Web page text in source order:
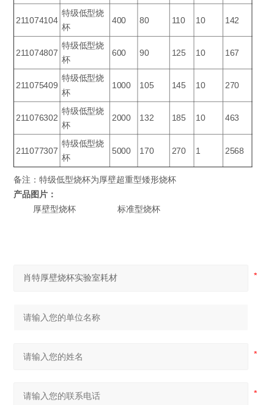
211074104
特级低型烧
杯
400 80 110 10 142
211074807
特级低型烧
杯
600 90 125 10 167
211075409
特级低型烧
杯
1000 105 145 10 270
211076302
特级低型烧
杯
2000 132 185 10 463
211077307
特级低型烧
杯
5000 170 270 1 2568
备注：特级低型烧杯为厚壁超重型矮形烧杯
产品图片：
厚壁型烧杯 标准型烧杯